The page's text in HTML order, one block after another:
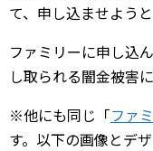
て、申し込ませよう
ファミリーに申し込
し取られる闇金被害
※他にも同じ「ファ
す。以下の画像とデ